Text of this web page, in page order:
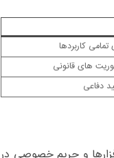
کاربردها
های قانونی
دفاعی